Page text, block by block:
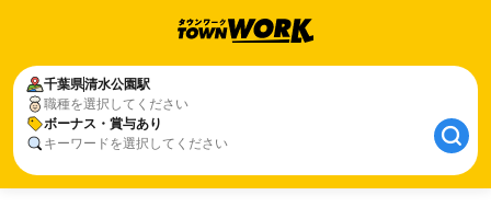
千葉県清水公園駅
職種を選択してください
ボーナス・賞与あり
キーワードを選択してください